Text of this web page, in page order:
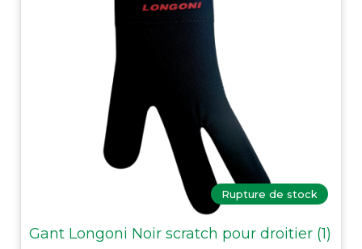
Rupture de stock
Gant Longoni Noir scratch pour droitier (1)